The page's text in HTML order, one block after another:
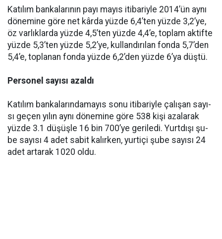
Ka­tı­lım ban­ka­la­rı­nın pa­yı ma­yıs iti­ba­riy­le 2014’ün ay­nı
dö­ne­mi­ne gö­re net kâr­da yüz­de 6,4’ten yüz­de 3,2’ye,
öz var­lık­lar­da yüz­de 4,5’ten yüz­de 4,4’e, top­lam ak­tif­te
yüz­de 5,3’ten yüz­de 5,2’ye, kul­lan­dı­rı­lan fon­da 5,7’den
5,4’e, top­la­nan fon­da yüz­de 6,2’den yüz­de 6’ya düş­tü.
Personel sayısı azaldı
Ka­tı­lım ban­ka­la­rın­dama­yıs so­nu iti­ba­riy­le ça­lı­şan sa­yı­
sı ge­çen yı­lın ay­nı dö­ne­mi­ne gö­re 538 ki­şi aza­la­rak
yüz­de 3.1 dü­şüş­le 16 bin 700’ye ge­ri­le­di. Yurt­dı­şı şu­
be sa­yı­sı 4 adet sa­bit ka­lır­ken, yur­ti­çi şu­be sa­yı­sı 24
adet ar­ta­rak 1020 ol­du.